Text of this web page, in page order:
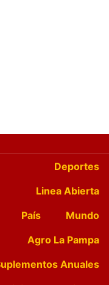
Deportes
Linea Abierta
País
Mundo
Agro La Pampa
Anuales